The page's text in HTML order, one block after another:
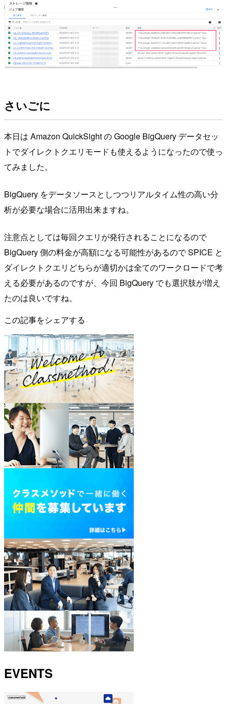
さいごに
本日は Amazon QuickSight の Google BigQuery データセッ
トでダイレクトクエリモードも使えるようになったので使っ
てみました。
BigQuery をデータソースとしつつリアルタイム性の高い分
析が必要な場合に活用出来ますね。
注意点としては毎回クエリが発行されることになるので
BigQuery 側の料金が高額になる可能性があるので SPICE と
ダイレクトクエリどちらが適切かは全てのワークロードで考
える必要があるのですが、今回 BigQuery でも選択肢が増え
たのは良いですね。
この記事をシェアする
EVENTS